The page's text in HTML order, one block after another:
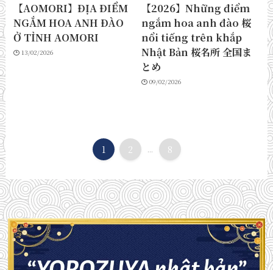
【AOMORI】ĐỊA ĐIỂM
NGẮM HOA ANH ĐÀO
Ở TỈNH AOMORI
13/02/2026
【2026】Những điểm
ngắm hoa anh đào 桜
nổi tiếng trên khắp
Nhật Bản 桜名所 全国ま
とめ
09/02/2026
1 2 ... 8